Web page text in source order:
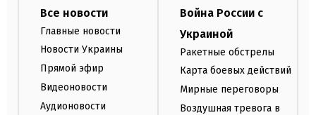
Все новости
Главные новости
Новости Украины
Прямой эфир
Видеоновости
Аудионовости
Война России с
Украиной
Ракетные обстрелы
Карта боевых действий
Мирные переговоры
Воздушная тревога в